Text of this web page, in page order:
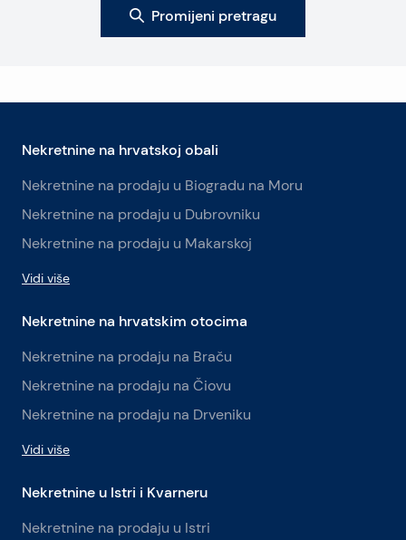
Promijeni pretragu
Nekretnine na hrvatskoj obali
Nekretnine na prodaju u Biogradu na Moru
Nekretnine na prodaju u Dubrovniku
Nekretnine na prodaju u Makarskoj
Vidi više
Nekretnine na hrvatskim otocima
Nekretnine na prodaju na Braču
Nekretnine na prodaju na Čiovu
Nekretnine na prodaju na Drveniku
Vidi više
Nekretnine u Istri i Kvarneru
Nekretnine na prodaju u Istri